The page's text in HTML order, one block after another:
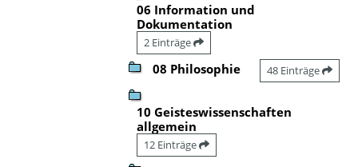
06 Information und
Dokumentation
2 Einträge
08 Philosophie 48 Einträge
10 Geisteswissenschaften
allgemein
12 Einträge